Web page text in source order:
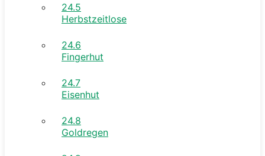
24.5
Herbstzeitlose
24.6
Fingerhut
24.7
Eisenhut
24.8
Goldregen